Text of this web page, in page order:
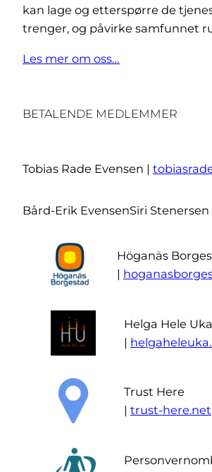
kan lage og etterspørre de
trenger, og påvirke samfunnet
Les mer om oss…
BETALENDE MEDLEMMER
Tobias Rade Evensen |
Bård-Erik EvensenSiri Stenersen
Höganäs
|
Helga Hele Uka
|
Trust Here
| trust-here.net